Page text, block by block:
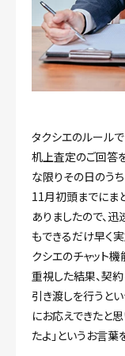
タクシエのルール
机上査定のご回答
な限りその日のう
11月初頭までにま
ありましたので、
もできるだけ早く
クシエのチャット
重視した結果、契
引き渡しを行うと
にお応えできたと思
たよ」というお言葉